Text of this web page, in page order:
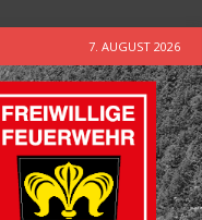
7. AUGUST 2026